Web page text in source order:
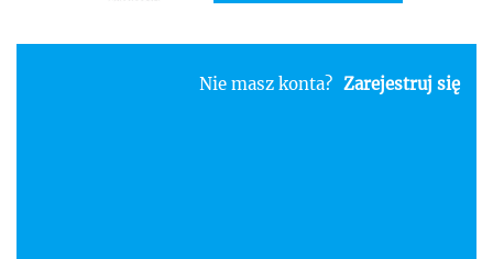
Nie masz konta? Zarejestruj się